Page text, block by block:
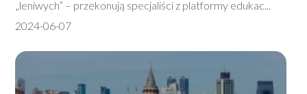
„leniwych” – przekonują specjaliści z platformy edukac...
2024-06-07